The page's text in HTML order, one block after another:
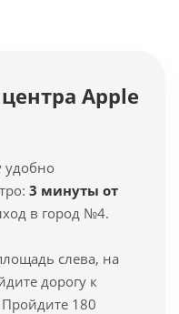
Apple
удобно
3 минуты от
в город №4.
слева, на
дорогу к
180